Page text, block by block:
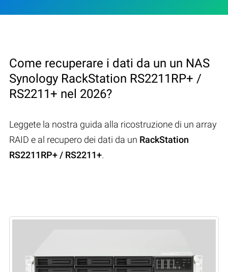
Come recuperare i dati da un un NAS
Synology RackStation RS2211RP+ /
RS2211+ nel 2026?
Leggete la nostra guida alla ricostruzione di un array
RAID e al recupero dei dati da un RackStation
RS2211RP+ / RS2211+.